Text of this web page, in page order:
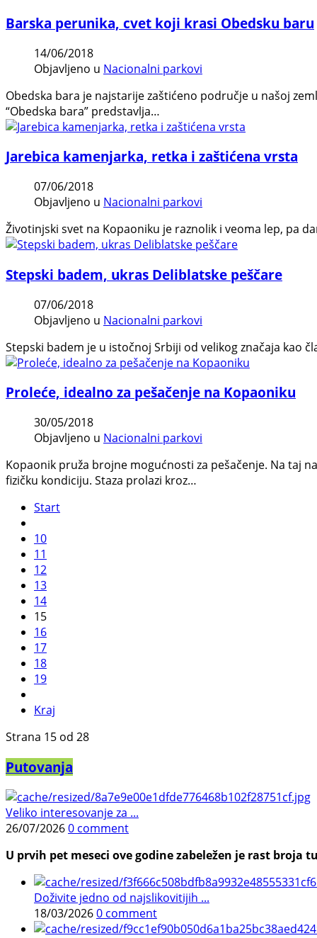
Barska perunika, cvet koji krasi Obedsku baru
14/06/2018
Objavljeno u Nacionalni parkovi
Obedska bara je najstarije zaštićeno područje u našoj
“Obedska bara” predstavlja…
Jarebica kamenjarka, retka i zaštićena vrsta
07/06/2018
Objavljeno u Nacionalni parkovi
Životinjski svet na Kopaoniku je raznolik i veoma lep, pa
Stepski badem, ukras Deliblatske peščare
07/06/2018
Objavljeno u Nacionalni parkovi
Stepski badem je u istočnoj Srbiji od velikog značaja kao
Proleće, idealno za pešačenje na Kopaoniku
30/05/2018
Objavljeno u Nacionalni parkovi
Kopaonik pruža brojne mogućnosti za pešačenje. Na taj
fizičku kondiciju. Staza prolazi kroz…
Start
10
11
12
13
14
15
16
17
18
19
Kraj
Strana 15 od 28
Putovanja
Veliko interesovanje za ...
26/07/20260 comment
U prvih pet meseci ove godine zabeležen je rast
Doživite jedno od najslikovitijih ...
18/03/20260 comment